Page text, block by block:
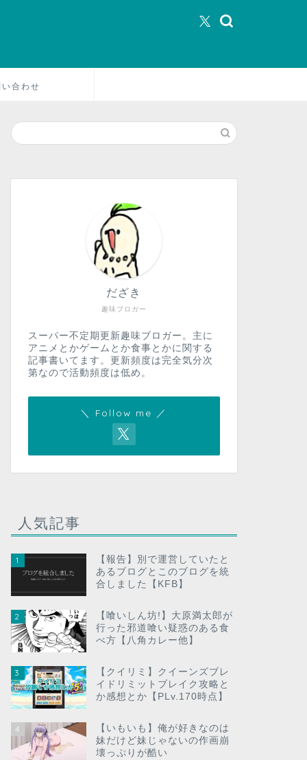
い合わせ
趣味ブロガー
だざき
スーパー不定期更新趣味ブロガー。主に
アニメとかゲームとか食事とかに関する
記事書いてます。更新頻度は完全気分次
第なので活動頻度は低め。
＼ Follow me ／
人気記事
1
【報告】別で運営していたと
あるブログとこのブログを統
合しました【KFB】
2
【喰いしん坊!】大原満太郎が
行った邪道喰い疑惑のある食
べ方【八角カレー他】
3
【クイリミ】クイーンズブレ
イドリミットブレイク攻略と
か感想とか【PLv.170時点】
4
【いもいも】俺が好きなのは
妹だけど妹じゃないの作画崩
壊っぷりが酷い